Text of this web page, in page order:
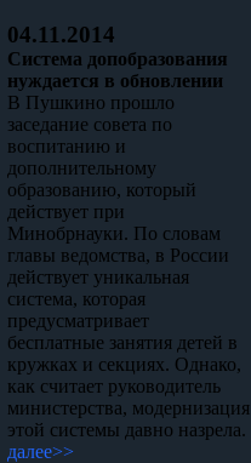
04.11.2014
Система допобразования
нуждается в обновлении
В Пушкино прошло
заседание совета по
воспитанию и
дополнительному
образованию, который
действует при
Минобрнауки. По словам
главы ведомства, в России
действует уникальная
система, которая
предусматривает
бесплатные занятия детей в
кружках и секциях. Однако,
как считает руководитель
министерства, модернизация
этой системы давно назрела.
далее>>